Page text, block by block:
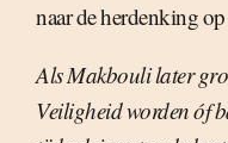
naar de herdenking
Als Makbouli later
Veiligheid worden óf